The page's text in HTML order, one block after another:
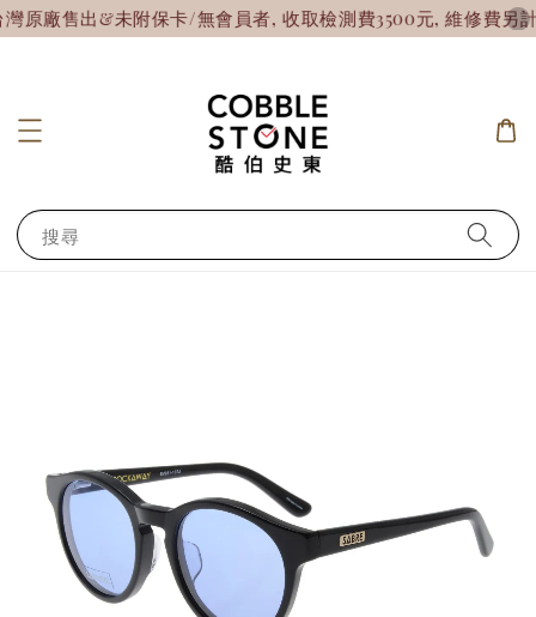
原廠售出&未附保卡/無會員者, 收取檢測費3500元, 維修費另計!
搜尋